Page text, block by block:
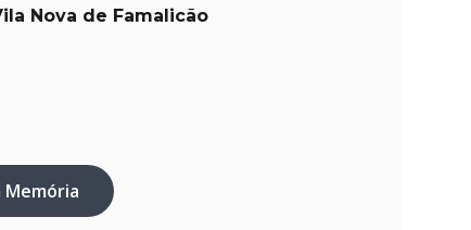
Nova de Famalicão
Memória